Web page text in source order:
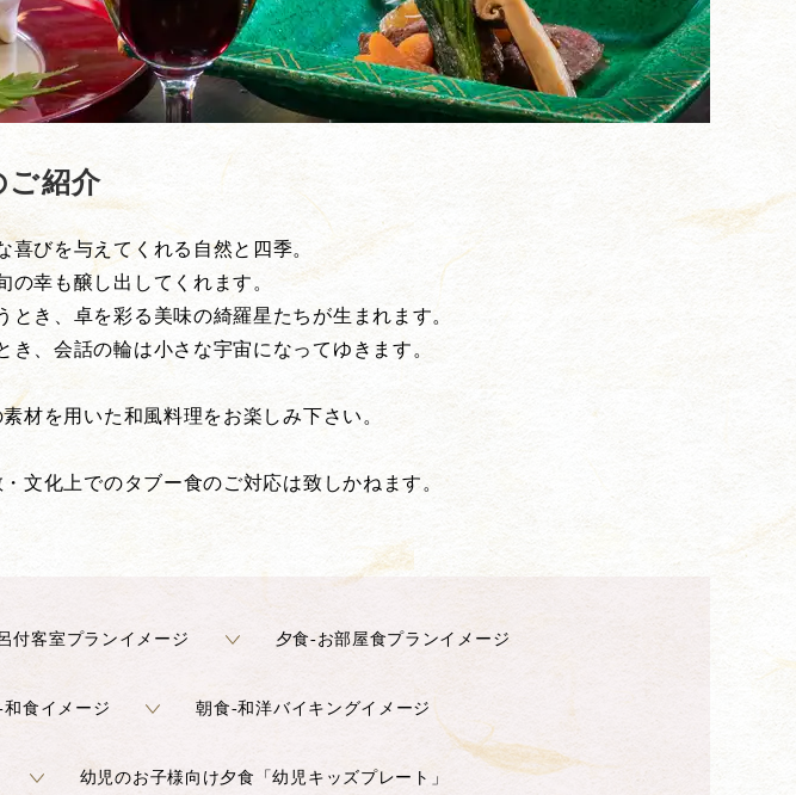
ご紹介
びを与えてくれる自然と四季。
幸も醸し出してくれます。
き、卓を彩る美味の綺羅星たちが生まれます。
、会話の輪は小さな宇宙になってゆきます。
材を用いた和風料理をお楽しみ下さい。
文化上でのタブー食のご対応は致しかねます。
付客室プランイメージ 夕食-お部屋食プランイメージ
和食イメージ 朝食-和洋バイキングイメージ
幼児のお子様向け夕食「幼児キッズプレート」